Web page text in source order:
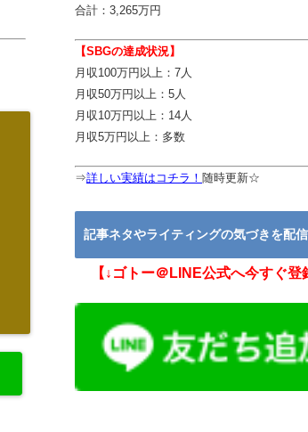
合計：3,265万円
【SBGの達成状況】
月収100万円以上：7人
月収50万円以上：5人
月収10万円以上：14人
月収5万円以上：多数
⇒詳しい実績はコチラ！ 随時更新☆
記事ネタやライティングの気づきを配
【↓ゴトー＠LINE公式へ今すぐ登